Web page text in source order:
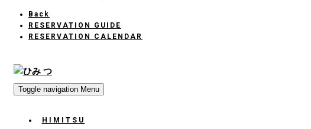
Back
RESERVATION GUIDE
RESERVATION CALENDAR
Toggle navigation Menu
HIMITSU